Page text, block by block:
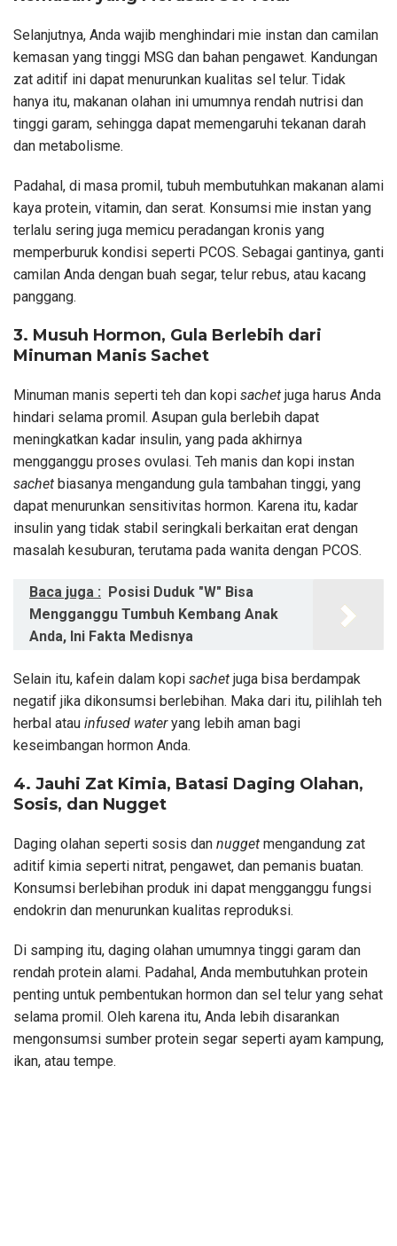
Selanjutnya, Anda wajib menghindari mie instan dan camilan
kemasan yang tinggi MSG dan bahan pengawet. Kandungan
zat aditif ini dapat menurunkan kualitas sel telur. Tidak
hanya itu, makanan olahan ini umumnya rendah nutrisi dan
tinggi garam, sehingga dapat memengaruhi tekanan darah
dan metabolisme.
Padahal, di masa promil, tubuh membutuhkan makanan alami
kaya protein, vitamin, dan serat. Konsumsi mie instan yang
terlalu sering juga memicu peradangan kronis yang
memperburuk kondisi seperti PCOS. Sebagai gantinya, ganti
camilan Anda dengan buah segar, telur rebus, atau kacang
panggang.
3. Musuh Hormon, Gula Berlebih dari
Minuman Manis Sachet
Minuman manis seperti teh dan kopi sachet juga harus Anda
hindari selama promil. Asupan gula berlebih dapat
meningkatkan kadar insulin, yang pada akhirnya
mengganggu proses ovulasi. Teh manis dan kopi instan
sachet biasanya mengandung gula tambahan tinggi, yang
dapat menurunkan sensitivitas hormon. Karena itu, kadar
insulin yang tidak stabil seringkali berkaitan erat dengan
masalah kesuburan, terutama pada wanita dengan PCOS.
Baca juga : Posisi Duduk "W" Bisa
Mengganggu Tumbuh Kembang Anak
Anda, Ini Fakta Medisnya
Selain itu, kafein dalam kopi sachet juga bisa berdampak
negatif jika dikonsumsi berlebihan. Maka dari itu, pilihlah teh
herbal atau infused wateryang lebih aman bagi
keseimbangan hormon Anda.
4. Jauhi Zat Kimia, Batasi Daging Olahan,
Sosis, dan Nugget
Daging olahan seperti sosis dan nugget mengandung zat
aditif kimia seperti nitrat, pengawet, dan pemanis buatan.
Konsumsi berlebihan produk ini dapat mengganggu fungsi
endokrin dan menurunkan kualitas reproduksi.
Di samping itu, daging olahan umumnya tinggi garam dan
rendah protein alami. Padahal, Anda membutuhkan protein
penting untuk pembentukan hormon dan sel telur yang sehat
selama promil. Oleh karena itu, Anda lebih disarankan
mengonsumsi sumber protein segar seperti ayam kampung,
ikan, atau tempe.